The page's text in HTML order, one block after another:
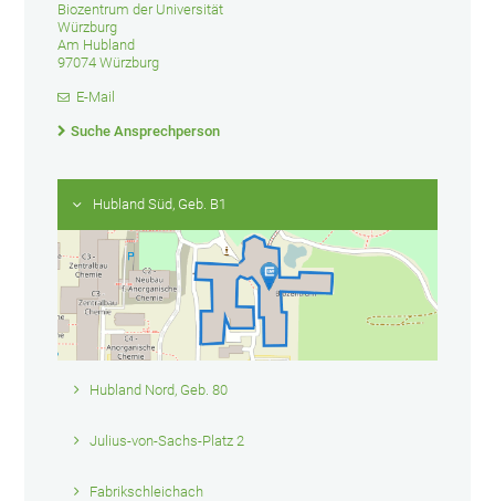
Biozentrum der Universität
Würzburg
Am Hubland
97074 Würzburg
E-Mail
Suche Ansprechperson
Hubland Süd, Geb. B1
Hubland Nord, Geb. 80
Julius-von-Sachs-Platz 2
Fabrikschleichach